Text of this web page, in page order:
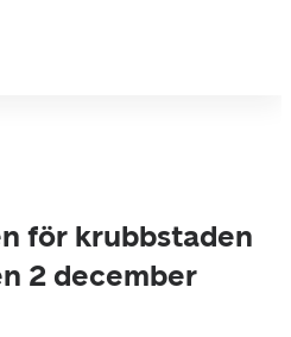
för krubbstaden
2 december